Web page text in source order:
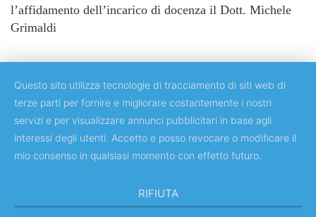
l’affidamento dell’incarico di docenza il Dott. Michele
Grimaldi
Copyright © 2018 Università degli Studi di Roma Tor Vergata
Questo sito utilizza tecnologie di tracciamento di siti web di
terze parti per fornire e migliorare costantemente i nostri
servizi e per visualizzare annunci pubblicitari in base agli
interessi degli utenti. Accetto e posso revocare o modificare il
mio consenso in qualsiasi momento con effetto futuro.
RIFIUTA